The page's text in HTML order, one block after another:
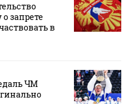
запрете
в
ЧМ